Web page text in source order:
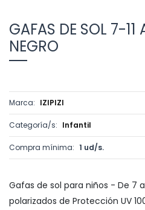
GAFAS DE SOL 7-
NEGRO
Marca: IZIPIZI
Categoría/s: Infantil
Compra mínima: 1 ud/s.
Gafas de sol para niños - De 7 a
polarizados de Protección UV